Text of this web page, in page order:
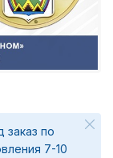
заказ по
7-10